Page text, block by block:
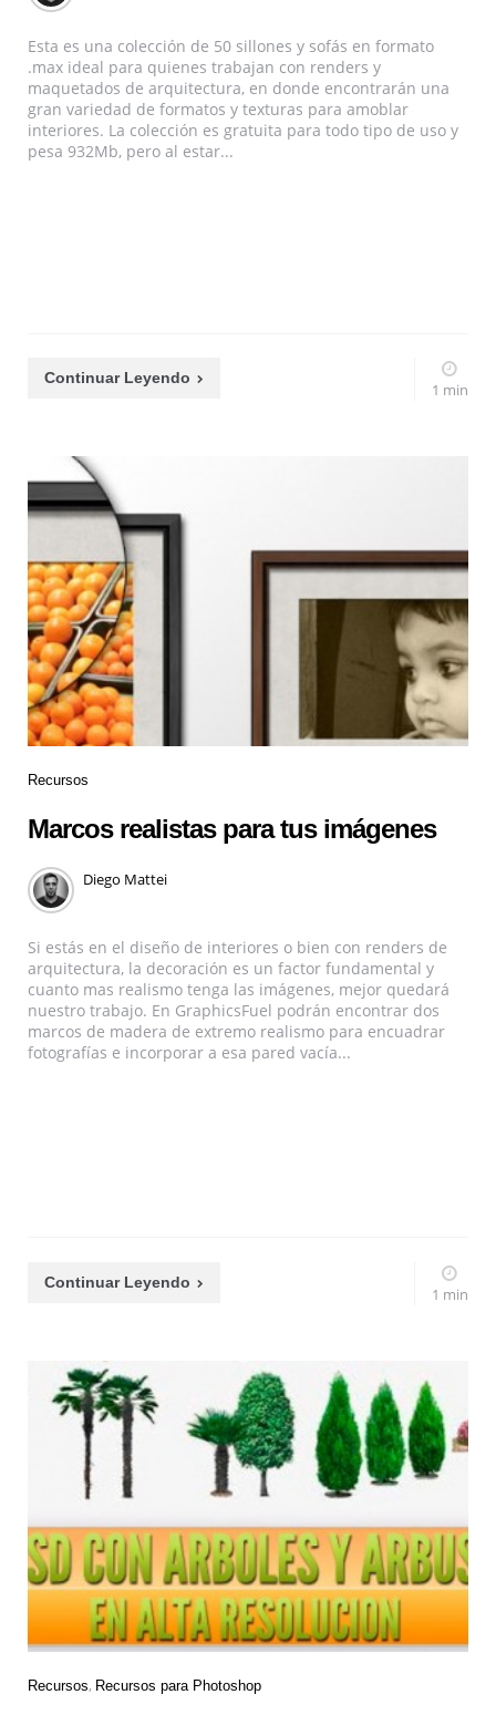
Esta es una colección de 50 sillones y sofás en formato
.max ideal para quienes trabajan con renders y
maquetados de arquitectura, en donde encontrarán una
gran variedad de formatos y texturas para amoblar
interiores. La colección es gratuita para todo tipo de uso y
pesa 932Mb, pero al estar...
Continuar Leyendo
1 min
Recursos
Marcos realistas para tus imágenes
Diego Mattei
Si estás en el diseño de interiores o bien con renders de
arquitectura, la decoración es un factor fundamental y
cuanto mas realismo tenga las imágenes, mejor quedará
nuestro trabajo. En GraphicsFuel podrán encontrar dos
marcos de madera de extremo realismo para encuadrar
fotografías e incorporar a esa pared vacía...
Continuar Leyendo
1 min
Recursos Recursos para Photoshop